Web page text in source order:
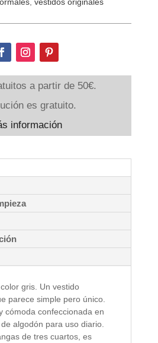
a partir de 50€.
es gratuito.
información
gris. Un vestido
parece simple pero único.
cómoda confeccionada en
algodón para uso diario.
de tres cuartos, es